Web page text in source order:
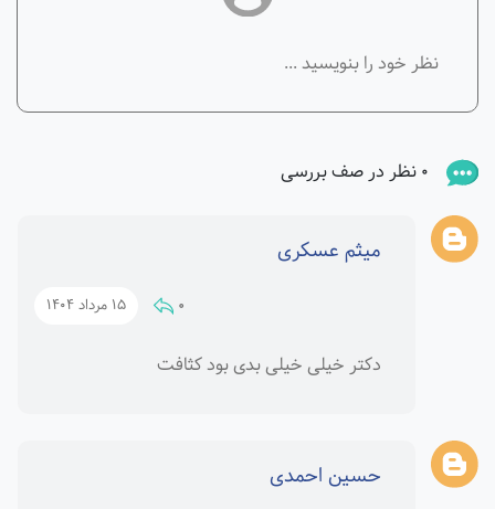
0 نظر در صف بررسی
میثم عسکری
0 15 مرداد 1404
دکتر خیلی خیلی بدی بود کثافت
حسین احمدی